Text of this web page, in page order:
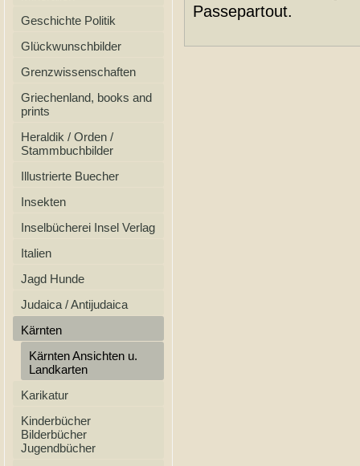
Geschichte Politik
Glückwunschbilder
Grenzwissenschaften
Griechenland, books and
prints
Heraldik / Orden /
Stammbuchbilder
Illustrierte Buecher
Insekten
Inselbücherei Insel Verlag
Italien
Jagd Hunde
Judaica / Antijudaica
Kärnten
Kärnten Ansichten u.
Landkarten
Karikatur
Kinderbücher
Bilderbücher
Jugendbücher
Passepartout.